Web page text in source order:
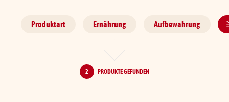
Produktart Ernährung Aufbewahrung
2 PRODUKTE GEFUNDEN